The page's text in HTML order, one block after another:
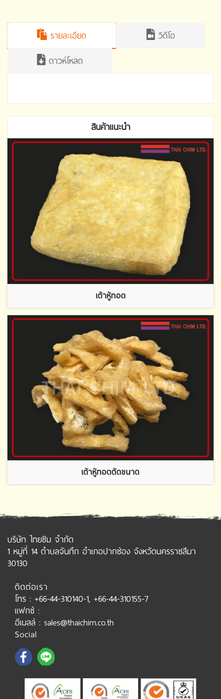
รายละเอียด
วิดีโอ
ดาวห์โหลด
สินค้าแนะนำ
เต้าหู้ทอด
เต้าหู้ทอดตัดขนาด
บริษัท ไทยชิม จำกัด
1 หมู่ที่ 14 ตำบลจันทึก อำเภอปากช่อง จังหวัดนครราชสีมา
30130
ติดต่อเรา
โทร : +66-44-310140-1, +66-44-310155-7
แฟกซ์ :
อีเมลล์ : sales@thaichim.co.th
Social